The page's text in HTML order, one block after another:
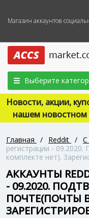
Магазин аккаунтов
Выберите
Новости, акции,
нашем новостном
Главная / Reddit / С
регистрации -
комплекте нет).
АККАУНТЫ
- 09.2020.
ПОЧТЕ(ПОЧТЫ